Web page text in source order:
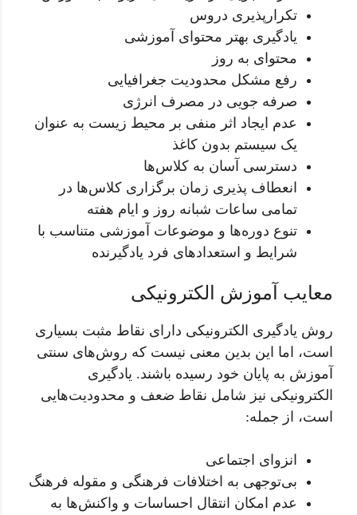
تکرارپذیری دروس
یادگیری بهتر محتوای آموزشی
محتوای به روز
رفع مشکل محدودیت جغرافیایی
صرفه جویی در مصرف انرژی
عدم ایجاد اثر منفی بر محیط زیست به عنوان
یک سیستم بدون کاغذ
دسترسی آسان به کلاس‌ها
انعطاف پذیری زمان برگزاری کلاس‌ها در
تمامی ساعات شبانه روز و ایام هفته
تنوع دوره‌ها و موضوعات آموزشی متناسب با
شرایط و استعدادهای فرد یادگیرنده
معایب آموزش الکترونیکی
روش یادگیری الکترونیکی دارای نقاط مثبت بسیاری
است، اما این بدین معنی نیست که روش‌های سنتی
آموزش به پایان خود رسیده باشند. یادگیری
الکترونیکی نیز شامل نقاط ضعف‌ و محدودیت‌هایی
است، از جمله:
انزوای اجتماعی
بی‌توجهی به اختلافات فرهنگی و مقوله فرهنگ
عدم امکان انتقال احساسات و واکنش‌ها به